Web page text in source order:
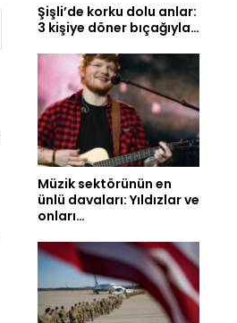
Şişli’de korku dolu anlar:
3 kişiye döner bıçağıyla…
Müzik sektörünün en
ünlü davaları: Yıldızlar ve
onları…